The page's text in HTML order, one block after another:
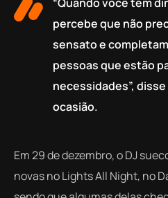
percebe que não
sensato e
pessoas que estão
necessidades”,
ocasião.
Em 29 de dezembro, o DJ
novas no Lights All Night, no